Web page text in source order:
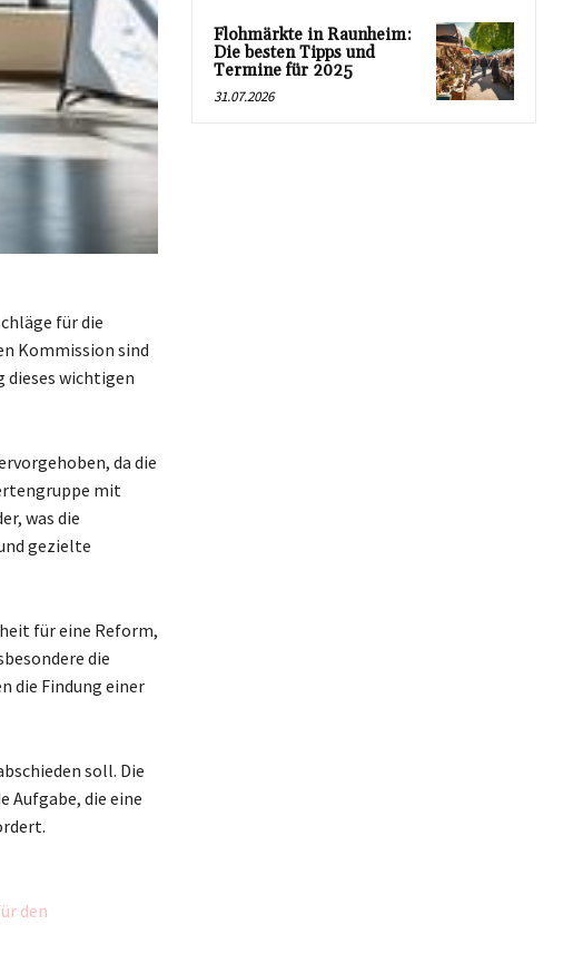
für die
Kommission sind
dieses wichtigen
da die
mit
was die
gezielte
für eine Reform,
die
die Findung einer
soll. Die
Aufgabe, die eine
den
Flohmärkte in Raunheim:
Die besten Tipps und
Termine für 2025
31.07.2026